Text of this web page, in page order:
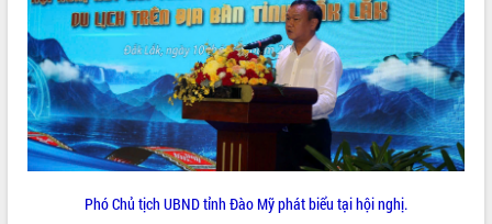
ĐIỂM TIN VĂN BẢN
QUY HOẠCH - KẾ HOẠCH
Phó Chủ tịch UBND tỉnh Đào Mỹ phát biểu tại hội nghị.